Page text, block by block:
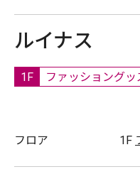
ルイナス
1F ファッショングッ
フロア 1F